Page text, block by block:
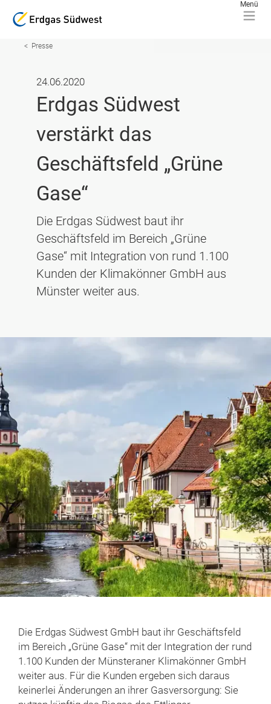
Presse
24.06.2020
Erdgas Südwest
verstärkt das
Geschäftsfeld „Grüne
Gase“
Die Erdgas Südwest baut ihr
Geschäftsfeld im Bereich „Grüne
Gase“ mit Integration von rund 1.100
Kunden der Klimakönner GmbH aus
Münster weiter aus.
Die Erdgas Südwest GmbH baut ihr Geschäftsfeld
im Bereich „Grüne Gase“ mit der Integration der rund
1.100 Kunden der Münsteraner Klimakönner GmbH
weiter aus. Für die Kunden ergeben sich daraus
keinerlei Änderungen an ihrer Gasversorgung: Sie